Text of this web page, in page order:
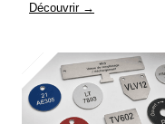
Découvrir →